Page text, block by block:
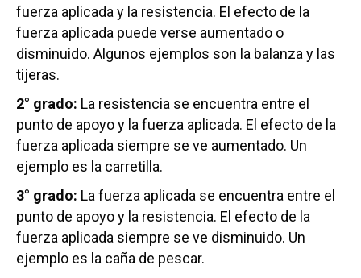
fuerza aplicada y la resistencia. El efecto de la
fuerza aplicada puede verse aumentado o
disminuido. Algunos ejemplos son la balanza y las
tijeras.
2° grado: La resistencia se encuentra entre el
punto de apoyo y la fuerza aplicada. El efecto de la
fuerza aplicada siempre se ve aumentado. Un
ejemplo es la carretilla.
3° grado: La fuerza aplicada se encuentra entre el
punto de apoyo y la resistencia. El efecto de la
fuerza aplicada siempre se ve disminuido. Un
ejemplo es la caña de pescar.